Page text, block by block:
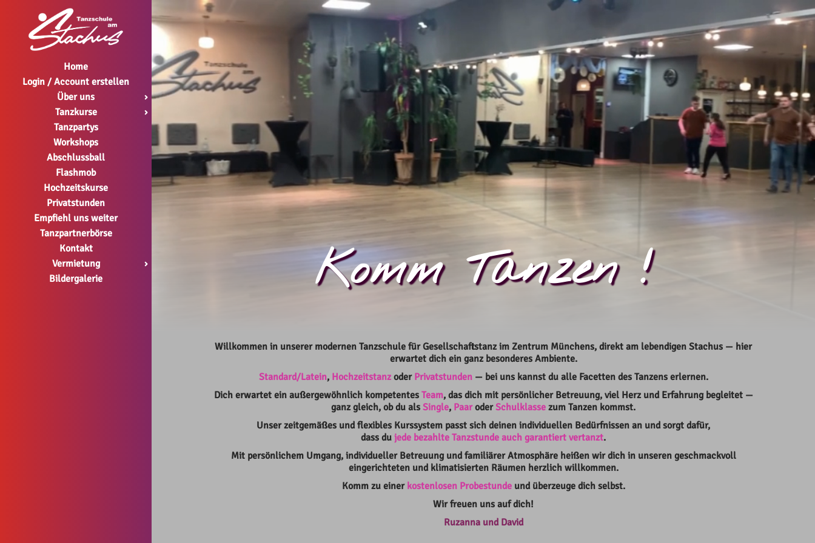
Home
Login / Account erstellen
Über uns
›
Tanzkurse
›
Tanzpartys
Workshops
Abschlussball
Flashmob
Hochzeitskurse
Privatstunden
Empfiehl uns weiter
Tanzpartnerbörse
Kontakt
Vermietung
›
Bildergalerie
Komm Tanzen !
Willkommen in unserer modernen Tanzschule für Gesellschaftstanz im Zentrum Münchens, direkt am lebendigen Stachus — hier
erwartet dich ein ganz besonderes Ambiente.
Standard/Latein, Hochzeitstanzoder Privatstunden— bei uns kannst du alle Facetten des Tanzens erlernen.
Dich erwartet ein außergewöhnlich kompetentes Team,das dich mit persönlicher Betreuung, viel Herz und Erfahrung begleitet —
ganz gleich, ob du als Single, PaaroderSchulklasse zum Tanzen kommst.
Unser zeitgemäßes und flexibles Kurssystem passt sich deinen individuellen Bedürfnissen an und sorgt dafür,
dass du jede bezahlte Tanzstunde auch garantiert vertanzt.
Mit persönlichem Umgang, individueller Betreuung und familiärer Atmosphäre heißen wir dich in unseren geschmackvoll
eingerichteten und klimatisierten Räumen herzlich willkommen.
Komm zu einer kostenlosen Probestundeund überzeuge dich selbst.
Wir freuen uns auf dich!
Ruzanna und David